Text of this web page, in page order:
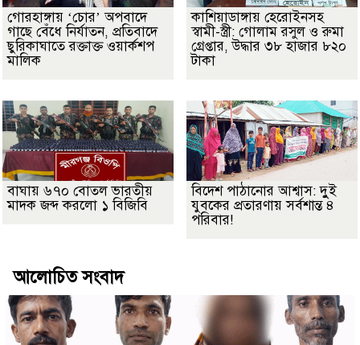
গোরহাঙ্গায় ‘চোর’ অপবাদে
গাছে বেঁধে নির্যাতন, প্রতিবাদে
ছুরিকাঘাতে রক্তাক্ত ওয়ার্কশপ
মালিক
কাশিয়াডাঙ্গায় হেরোইনসহ
স্বামী-স্ত্রী: গোলাম রসুল ও রুমা
গ্রেপ্তার, উদ্ধার ৩৮ হাজার ৮২০
টাকা
বাঘায় ৬৭০ বোতল ভারতীয়
মাদক জব্দ করলো ১ বিজিবি
বিদেশ পাঠানোর আশ্বাস: দুুই
যুবকের প্রতারণায় সর্বশান্ত ৪
পরিবার!
আলোচিত সংবাদ